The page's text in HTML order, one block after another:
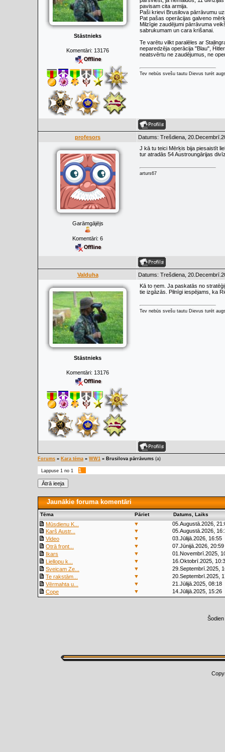
Stāstnieks
Komentāri: 13176
pavisam cita armija.
Paši krievi Brusilova pārrāvumu
Pat pašas operācijas galveno
Milzīgie zaudējumi pārrāvuma
sabrukumam un cara krišanai.
Te varētu vilkt paralēles ar
neparedzēja operācija "Blau",
neatsvērtu ne zaudējumus, ne
Tev nebūs svešu tautu Dievus turēt
profesors Datums: Trešdiena,
Garāmgājējs
Komentāri: 6
J kā tu teici Mērķis bija piesaistīt
tur atradās 54 Austroungārijas
arturs67
Valduha Datums: Trešdiena,
Stāstnieks
Komentāri: 13176
Kā to ņem. Ja paskatās no
tie izgāzās. Pilnīgi iespējams, ka
Tev nebūs svešu tautu Dievus turēt
Forums » Kara tēma » WW1 » Brusilova pārrāvums (a)
Lappuse 1 no 1 1
Jaunākie foruma komentāri
Tēma Pāriet Datums, Laiks
Mūsdienu K... ▼
05.Augustā.2026,
Karš Austr...
▼
05.Augustā.2026,
Video
▼
03.Jūlijā.2026, 16:55
Otrā front...
▼
07.Jūnijā.2026, 20:59
Ikars
▼
01.Novembrī.2025,
Liellopu k...
▼
16.Oktobrī.2025,
Sveicam Ze...
▼
29.Septembrī.2025,
Te rakstām...
▼
20.Septembrī.2025,
Vērmahta u...
▼
21.Jūlijā.2025, 08:18
Cope
▼ 14.Jūlijā.2025, 15:26